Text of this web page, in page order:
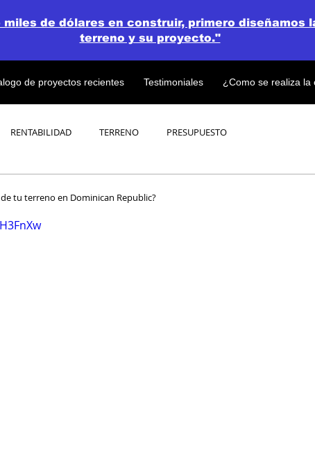
de proyectos recientes Testimoniales ¿Como se realiza la
de dólares en construir, primero diseñamos
terreno y su proyecto."
RENTABILIDAD TERRENO PRESUPUESTO
tu terreno en Dominican Republic?